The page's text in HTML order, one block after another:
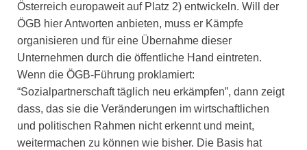
Österreich europaweit auf Platz 2) entwickeln. Will der
ÖGB hier Antworten anbieten, muss er Kämpfe
organisieren und für eine Übernahme dieser
Unternehmen durch die öffentliche Hand eintreten.
Wenn die ÖGB-Führung proklamiert:
“Sozialpartnerschaft täglich neu erkämpfen”, dann zeigt
dass, das sie die Veränderungen im wirtschaftlichen
und politischen Rahmen nicht erkennt und meint,
weitermachen zu können wie bisher. Die Basis hat